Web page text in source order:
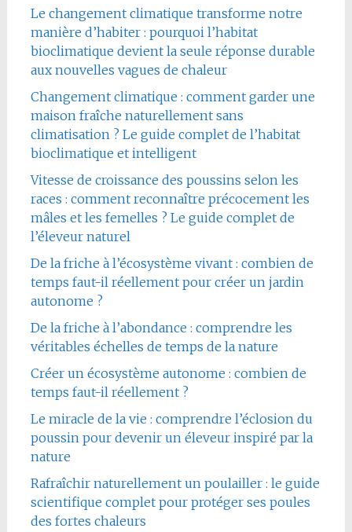
Le changement climatique transforme notre
manière d’habiter : pourquoi l’habitat
bioclimatique devient la seule réponse durable
aux nouvelles vagues de chaleur
Changement climatique : comment garder une
maison fraîche naturellement sans
climatisation ? Le guide complet de l’habitat
bioclimatique et intelligent
Vitesse de croissance des poussins selon les
races : comment reconnaître précocement les
mâles et les femelles ? Le guide complet de
l’éleveur naturel
De la friche à l’écosystème vivant : combien de
temps faut-il réellement pour créer un jardin
autonome ?
De la friche à l’abondance : comprendre les
véritables échelles de temps de la nature
Créer un écosystème autonome : combien de
temps faut-il réellement ?
Le miracle de la vie : comprendre l’éclosion du
poussin pour devenir un éleveur inspiré par la
nature
Rafraîchir naturellement un poulailler : le guide
scientifique complet pour protéger ses poules
des fortes chaleurs